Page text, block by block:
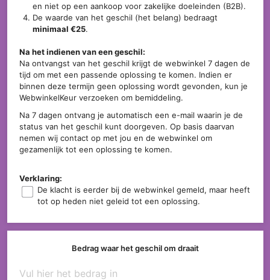
en niet op een aankoop voor zakelijke doeleinden (B2B).
De waarde van het geschil (het belang) bedraagt
minimaal €25.
Na het indienen van een geschil:
Na ontvangst van het geschil krijgt de webwinkel 7 dagen de
tijd om met een passende oplossing te komen. Indien er
binnen deze termijn geen oplossing wordt gevonden, kun je
WebwinkelKeur verzoeken om bemiddeling.
Na 7 dagen ontvang je automatisch een e-mail waarin je de
status van het geschil kunt doorgeven. Op basis daarvan
nemen wij contact op met jou en de webwinkel om
gezamenlijk tot een oplossing te komen.
Verklaring:
De klacht is eerder bij de webwinkel gemeld, maar heeft
tot op heden niet geleid tot een oplossing.
Bedrag waar het geschil om draait